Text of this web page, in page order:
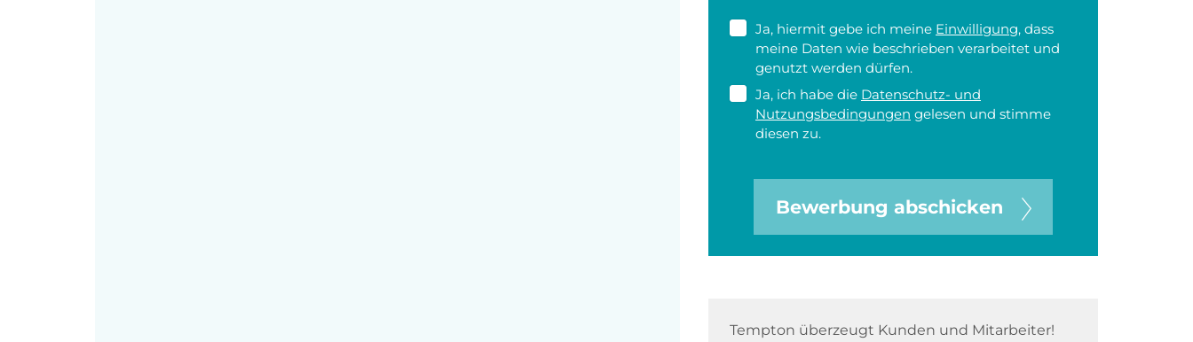
Ja, hiermit gebe ich meine Einwilligung, dass
meine Daten wie beschrieben verarbeitet und
genutzt werden dürfen.
Ja, ich habe die Datenschutz- und
Nutzungsbedingungen gelesen und stimme
diesen zu.
Bewerbung abschicken
Tempton überzeugt Kunden und Mitarbeiter!